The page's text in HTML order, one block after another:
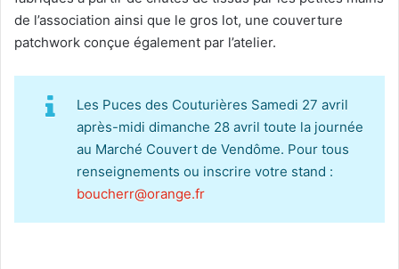
de l’association ainsi que le gros lot, une couverture
patchwork conçue également par l’atelier.
Les Puces des Couturières Samedi 27 avril
après-midi dimanche 28 avril toute la journée
au Marché Couvert de Vendôme. Pour tous
renseignements ou inscrire votre stand :
boucherr@orange.fr